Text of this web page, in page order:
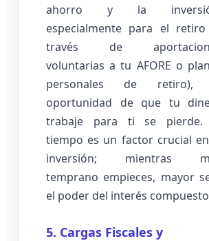
ahorro y la
especialmente para el retiro
través de
voluntarias a tu AFORE o
personales de retiro),
oportunidad de que tu
trabaje para ti se pierde.
tiempo es un factor crucial
inversión; mientras
temprano empieces, mayor
el poder del interés
5. Cargas Fiscales y